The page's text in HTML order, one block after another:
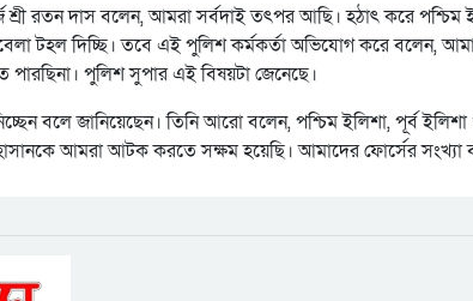
শ্রী রতন দাস বলেন, আমরা সর্বদাই তৎপর আছি। হঠাৎ করে পশ্চিম
টহল দিচ্ছি। তবে এই পুলিশ কর্মকর্তা অভিযোগ করে বলেন,
পারছিনা। পুলিশ সুপার এই বিষয়টা জেনেছে।
বলে জানিয়েছেন। তিনি আরো বলেন, পশ্চিম ইলিশা, পূর্ব
আমরা আটক করতে সক্ষম হয়েছি। আমাদের ফোর্সের